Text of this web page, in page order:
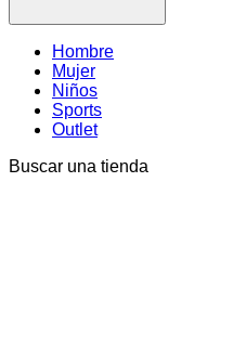
Hombre
Mujer
Niños
Sports
Outlet
Buscar una tienda